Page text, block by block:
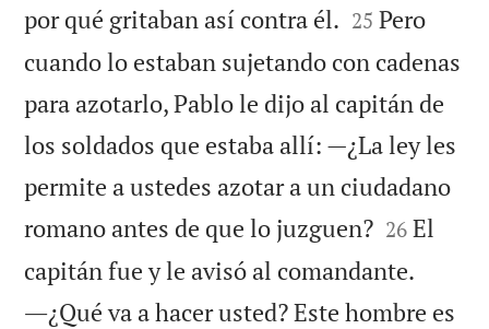
por qué gritaban así contra él. 

25 Pero
cuando lo estaban sujetando con cadenas
para azotarlo, Pablo le dijo al capitán de
los soldados que estaba allí: —¿La ley les
permite a ustedes azotar a un ciudadano
romano antes de que lo juzguen?
26 El
capitán fue y le avisó al comandante.
―¿Qué va a hacer usted? Este hombre es